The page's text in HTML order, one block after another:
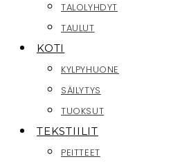
TALOLYHDYT
TAULUT
KOTI
KYLPYHUONE
SÄILYTYS
TUOKSUT
TEKSTIILIT
PEITTEET